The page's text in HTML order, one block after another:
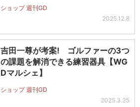
ショップ 週刊GD
2025.12.8
吉田一尊が考案! ゴルファーの3つ
の課題を解消できる練習器具【WG
Dマルシェ】
ショップ 週刊GD
2025.3.25